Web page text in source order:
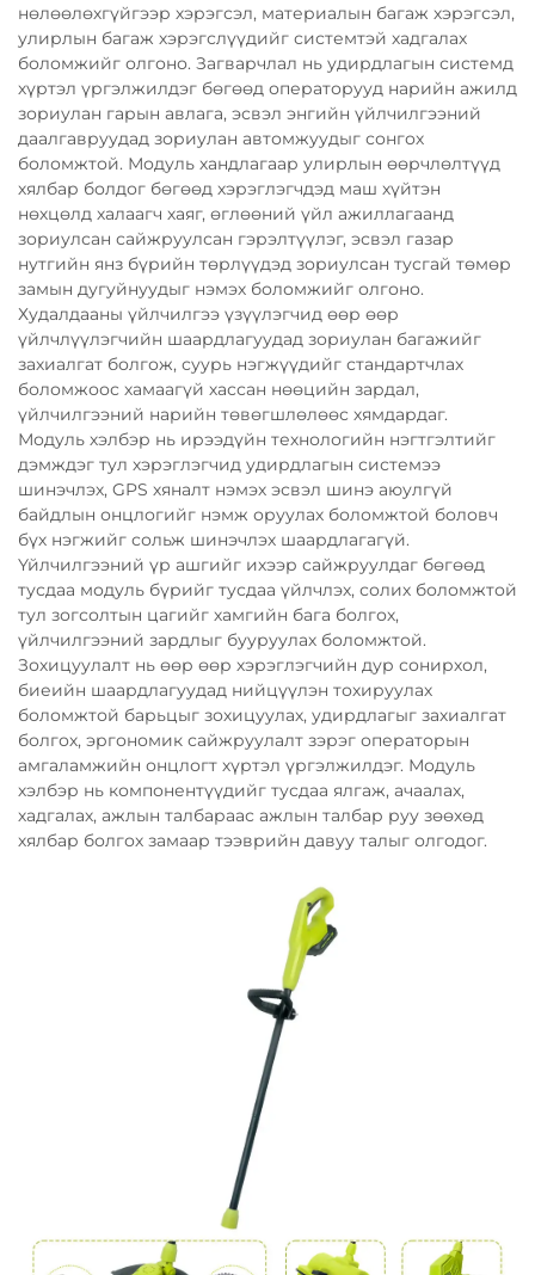
нөлөөлөхгүйгээр хэрэгсэл, материалын багаж хэрэгсэл,
улирлын багаж хэрэгслүүдийг системтэй хадгалах
боломжийг олгоно. Загварчлал нь удирдлагын системд
хүртэл үргэлжилдэг бөгөөд операторууд нарийн ажилд
зориулан гарын авлага, эсвэл энгийн үйлчилгээний
даалгавруудад зориулан автомжуудыг сонгох
боломжтой. Модуль хандлагаар улирлын өөрчлөлтүүд
хялбар болдог бөгөөд хэрэглэгчдэд маш хүйтэн
нөхцөлд халаагч хаяг, өглөөний үйл ажиллагаанд
зориулсан сайжруулсан гэрэлтүүлэг, эсвэл газар
нутгийн янз бүрийн төрлүүдэд зориулсан тусгай төмөр
замын дугуйнуудыг нэмэх боломжийг олгоно.
Худалдааны үйлчилгээ үзүүлэгчид өөр өөр
үйлчлүүлэгчийн шаардлагуудад зориулан багажийг
захиалгат болгож, суурь нэгжүүдийг стандартчлах
боломжоос хамаагүй хассан нөөцийн зардал,
үйлчилгээний нарийн төвөгшлөлөөс хямдардаг.
Модуль хэлбэр нь ирээдүйн технологийн нэгтгэлтийг
дэмждэг тул хэрэглэгчид удирдлагын системээ
шинэчлэх, GPS хяналт нэмэх эсвэл шинэ аюулгүй
байдлын онцлогийг нэмж оруулах боломжтой боловч
бүх нэгжийг сольж шинэчлэх шаардлагагүй.
Үйлчилгээний үр ашгийг ихээр сайжруулдаг бөгөөд
тусдаа модуль бүрийг тусдаа үйлчлэх, солих боломжтой
тул зогсолтын цагийг хамгийн бага болгох,
үйлчилгээний зардлыг бууруулах боломжтой.
Зохицуулалт нь өөр өөр хэрэглэгчийн дур сонирхол,
биеийн шаардлагуудад нийцүүлэн тохируулах
боломжтой барьцыг зохицуулах, удирдлагыг захиалгат
болгох, эргономик сайжруулалт зэрэг операторын
амгаламжийн онцлогт хүртэл үргэлжилдэг. Модуль
хэлбэр нь компонентүүдийг тусдаа ялгаж, ачаалах,
хадгалах, ажлын талбараас ажлын талбар руу зөөхөд
хялбар болгох замаар тээврийн давуу талыг олгодог.